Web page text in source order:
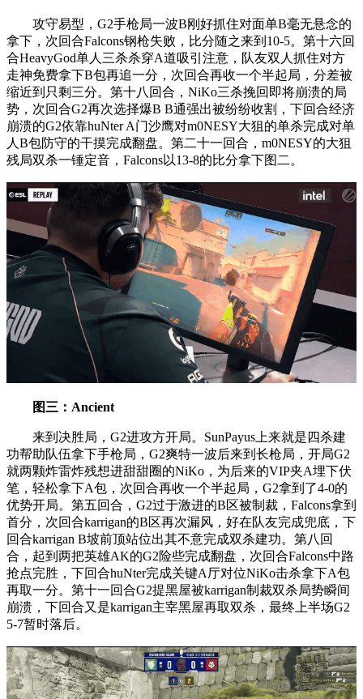
攻守易型，G2手枪局一波B刚好抓住对面单B毫无悬念的
拿下，次回合Falcons钢枪失败，比分随之来到10-5。第十六回
合HeavyGod单人三杀杀穿A道吸引注意，队友双人抓住对方
走神免费拿下B包再追一分，次回合再收一个半起局，分差被
缩近到只剩三分。第十八回合，NiKo三杀挽回即将崩溃的局
势，次回合G2再次选择爆B B通强出被纷纷收割，下回合经济
崩溃的G2依靠huNter A门沙鹰对m0NESY大狙的单杀完成对单
人B包防守的干摸完成翻盘。第二十一回合，m0NESY的大狙
残局双杀一锤定音，Falcons以13-8的比分拿下图二。
图三：Ancient
来到决胜局，G2进攻方开局。SunPayus上来就是四杀建
功帮助队伍拿下手枪局，G2爽特一波后来到长枪局，开局G2
就两颗炸雷炸残想进甜甜圈的NiKo，为后来的VIP夹A埋下伏
笔，轻松拿下A包，次回合再收一个半起局，G2拿到了4-0的
优势开局。第五回合，G2过于激进的B区被制裁，Falcons拿到
首分，次回合karrigan的B区再次漏风，好在队友完成兜底，下
回合karrigan B坡前顶站位出其不意完成双杀建功。第八回
合，起到两把英雄AK的G2险些完成翻盘，次回合Falcons中路
抢点完胜，下回合huNter完成关键A厅对位NiKo击杀拿下A包
再取一分。第十一回合G2提黑屋被karrigan制裁双杀局势瞬间
崩溃，下回合又是karrigan主宰黑屋再取双杀，最终上半场G2
5-7暂时落后。